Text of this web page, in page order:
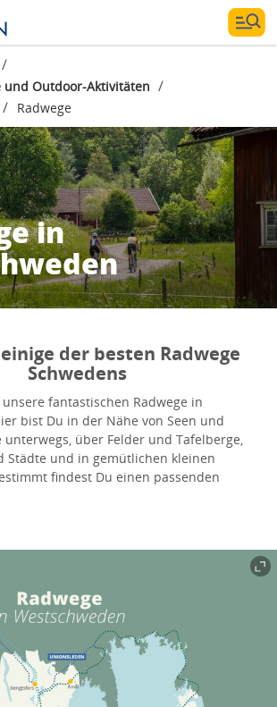
/
Outdoor-Aktivitäten /
/ Radwege
in
der besten Radwege
Schwedens
fantastischen Radwege in
bist Du in der Nähe von Seen und
über Felder und Tafelberge,
Städte und in gemütlichen kleinen
findest Du einen passenden